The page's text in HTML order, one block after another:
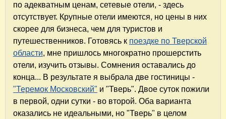
по адекватным ценам, сетевые отели, - здесь
отсутствует. Крупные отели имеются, но цены в них
скорее для бизнеса, чем для туристов и
путешественников. Готовясь к поездке по Тверской
области, мне пришлось многократно прошерстить
отели, изучить отзывы. Сомнения оставались до
конца... В результате я выбрала две гостиницы -
"Теремок Московский" и "Тверь". Двое суток пожили
в первой, одни сутки - во второй. Оба варианта
оказались не идеальными, но "Тверь" в целом